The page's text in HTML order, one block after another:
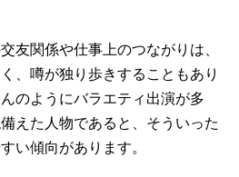
友関係や仕事上のつながりは、
、噂が独り歩きすることもあり
のようにバラエティ出演が多
えた人物であると、そういった
い傾向があります。